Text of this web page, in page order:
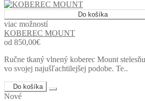
Do košíka
viac možností
KOBEREC MOUNT
od 850,00€
Ručne tkaný vlnený koberec Mount
vo svojej najušľachtilejšej podobe. Te..
Do košíka
Nové